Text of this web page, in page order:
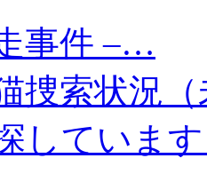
事件 –…
捜索状況
していま